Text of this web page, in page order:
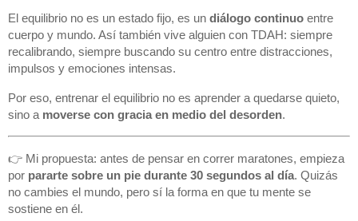
El equilibrio no es un estado fijo, es un diálogo continuo entre
cuerpo y mundo. Así también vive alguien con TDAH: siempre
recalibrando, siempre buscando su centro entre distracciones,
impulsos y emociones intensas.
Por eso, entrenar el equilibrio no es aprender a quedarse quieto,
sino a moverse con gracia en medio del desorden.
👉 Mi propuesta: antes de pensar en correr maratones, empieza
por pararte sobre un pie durante 30 segundos al día. Quizás
no cambies el mundo, pero sí la forma en que tu mente se
sostiene en él.